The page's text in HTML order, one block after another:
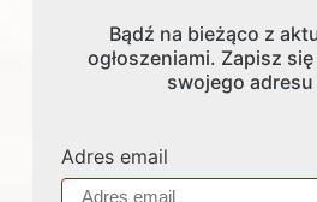
Bądź na bieżąco z
ogłoszeniami. Zapisz
swojego adresu
Adres email